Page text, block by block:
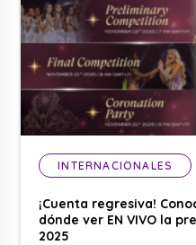
INTERNACIONALES
¡Cuenta regresiva!
dónde ver EN VIVO la
2025